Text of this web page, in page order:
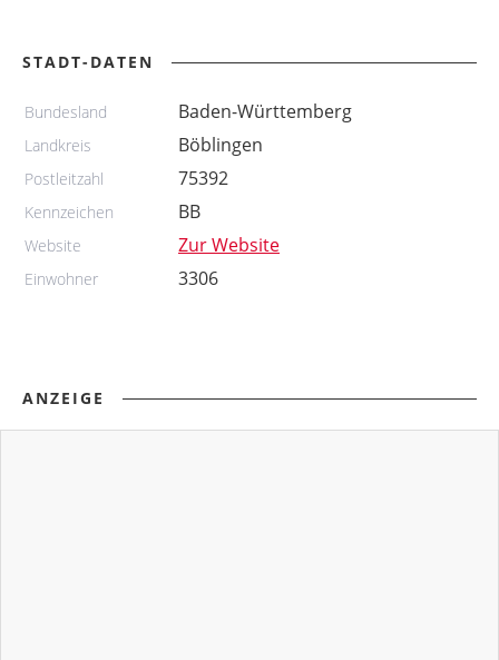
STADT-DATEN
Bundesland Baden-Württemberg
Landkreis Böblingen
Postleitzahl 75392
Kennzeichen BB
Website Zur Website
Einwohner 3306
ANZEIGE